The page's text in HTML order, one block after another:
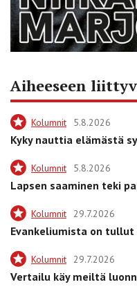
Aiheeseen
Kolumnit 5.8.2026
Kyky nauttia elämästä
Kolumnit 5.8.2026
Lapsen saaminen teki
Kolumnit 29.7.2026
Evankeliumista on
Kolumnit 29.7.2026
Vertailu käy meiltä